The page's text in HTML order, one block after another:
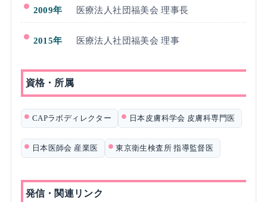
2009年 医療法人社団福美会 理事長
2015年 医療法人社団福美会 理事
資格・所属
CAPラボディレクター 日本皮膚科学会 皮膚科専門医
日本医師会 産業医 東京衛生検査所 指導監督医
発信・関連リンク